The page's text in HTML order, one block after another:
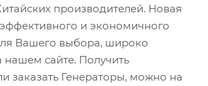
производителей. Новая
и экономичного
Вашего выбора, широко
нашем сайте. Получить
заказать Генераторы, можно на